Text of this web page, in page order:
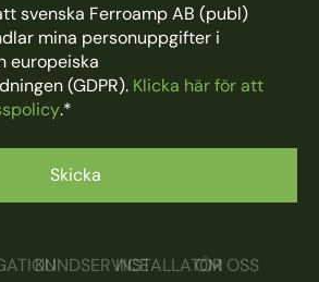
svenska Ferroamp AB (publ)
mina personuppgifter i
europeiska
(GDPR). Klicka här för att
.*
KUNDSERVICEINSTALLATÖROM OSS